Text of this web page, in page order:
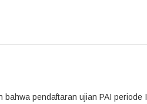
bahwa pendaftaran ujian PAI periode I